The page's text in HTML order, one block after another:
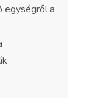
egységről a